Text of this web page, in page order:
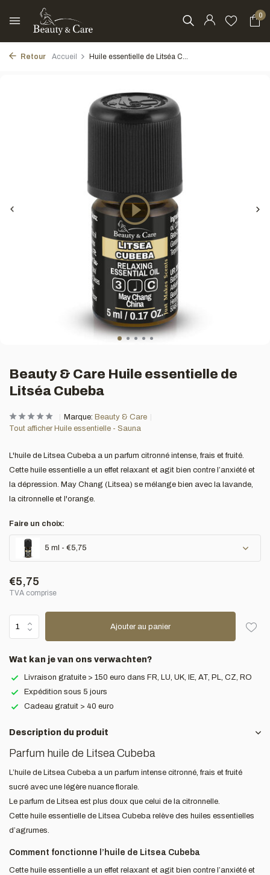
0
Retour Accueil Huile essentielle de Litséa C...
Beauty & Care Huile essentielle de
Litséa Cubeba
Marque: Beauty & Care
Tout afficher Huile essentielle - Sauna
L'huile de Litsea Cubeba a un parfum citronné intense, frais et fruité.
Cette huile essentielle a un effet relaxant et agit bien contre l’anxiété et
la dépression. May Chang (Litsea) se mélange bien avec la lavande,
la citronnelle et l'orange.
Faire un choix:
5 ml - €5,75
€5,75
TVA comprise
Ajouter au panier
Wat kan je van ons verwachten?
Livraison gratuite > 150 euro dans FR, LU, UK, IE, AT, PL, CZ, RO
Expédition sous 5 jours
Cadeau gratuit > 40 euro
Description du produit
Parfum huile de Litsea Cubeba
L’huile de Litsea Cubeba a un parfum intense citronné, frais et fruité
sucré avec une légère nuance florale.
Le parfum de Litsea est plus doux que celui de la citronnelle.
Cette huile essentielle de Litsea Cubeba relève des huiles essentielles
d’agrumes.
Comment fonctionne l’huile de Litsea Cubeba
Cette huile essentielle a un effet relaxant et agit bien contre l’anxiété et